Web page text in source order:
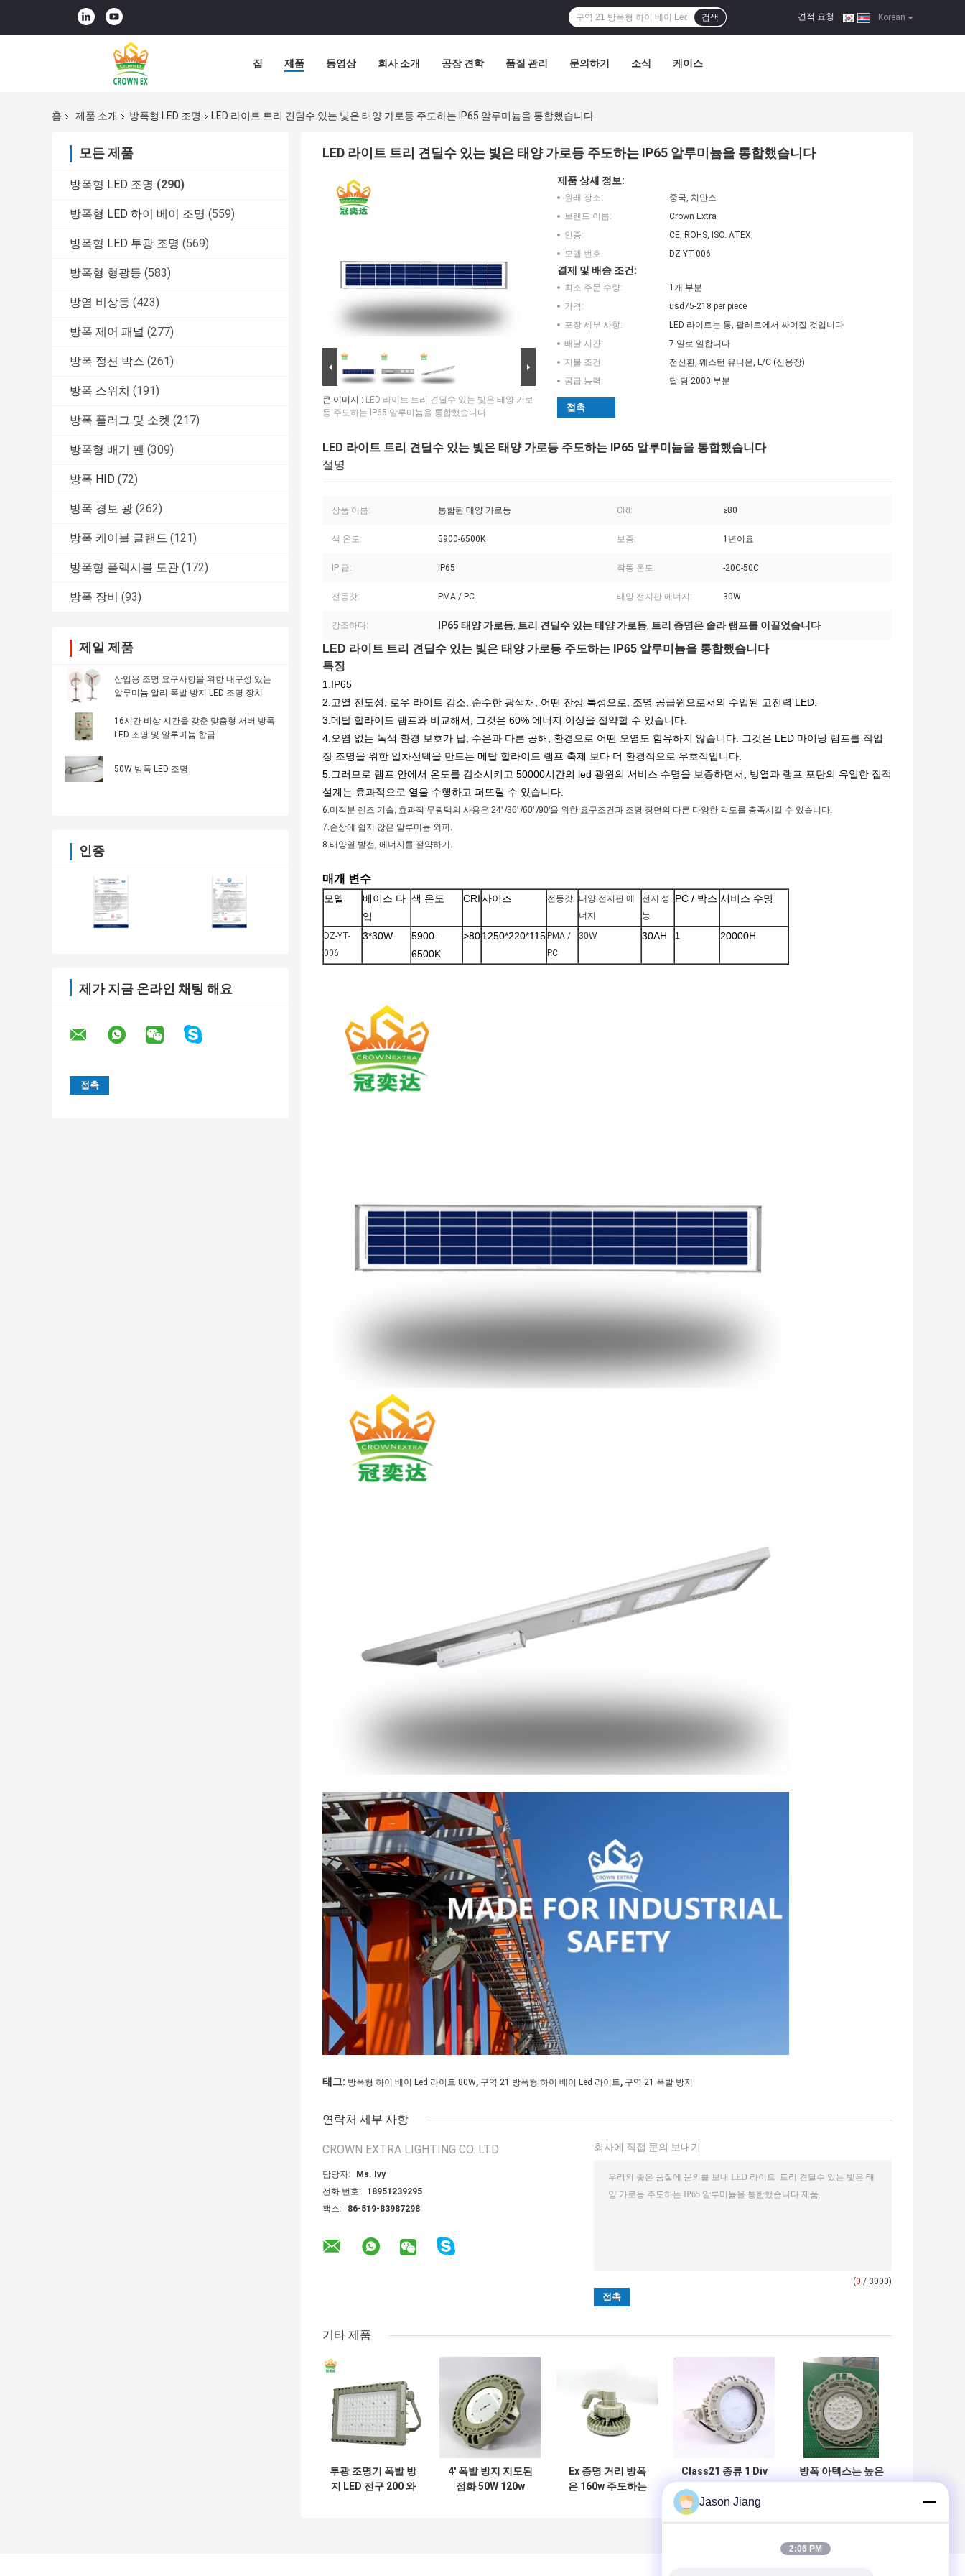
Korean
견적 요청 |
검색
집 제품 동영상 회사 소개 공장 견학 품질 관리 문의하기 소식 케이스
홈 제품 소개 방폭형 LED 조명 LED 라이트 트리 견딜수 있는 빛은 태양 가로등 주도하는 IP65 알루미늄을 통합했습니다
모든 제품
방폭형 LED 조명 (290)
방폭형 LED 하이 베이 조명 (559)
방폭형 LED 투광 조명 (569)
방폭형 형광등 (583)
방염 비상등 (423)
방폭 제어 패널 (277)
방폭 정션 박스 (261)
방폭 스위치 (191)
방폭 플러그 및 소켓 (217)
방폭형 배기 팬 (309)
방폭 HID (72)
방폭 경보 광 (262)
방폭 케이블 글랜드 (121)
방폭형 플렉시블 도관 (172)
방폭 장비 (93)
제일 제품
산업용 조명 요구사항을 위한 내구성 있는
알루미늄 알리 폭발 방지 LED 조명 장치
16시간 비상 시간을 갖춘 맞춤형 서버 방폭
LED 조명 및 알루미늄 합금
50W 방폭 LED 조명
인증
제가 지금 온라인 채팅 해요
LED 라이트 트리 견딜수 있는 빛은 태양 가로등 주도하는 IP65 알루미늄을 통합했습니다
큰 이미지 : LED 라이트 트리 견딜수 있는 빛은 태양 가로
등 주도하는 IP65 알루미늄을 통합했습니다
제품 상세 정보:
원래 장소:
중국, 치안스
브랜드 이름:
Crown Extra
인증:
CE, ROHS, ISO. ATEX,
모델 번호:
DZ-YT-006
결제 및 배송 조건:
최소 주문 수량:
1개 부분
가격:
usd75-218 per piece
포장 세부 사항:
LED 라이트는 통, 팔레트에서 싸여질 것입니다
배달 시간:
7 일로 일합니다
지불 조건:
전신환, 웨스턴 유니온, L/C (신용장)
공급 능력:
달 당 2000 부분
접촉
LED 라이트 트리 견딜수 있는 빛은 태양 가로등 주도하는 IP65 알루미늄을 통합했습니다
설명
상품 이름: 통합된 태양 가로등 CRI: ≥80
색 온도: 5900-6500K 보증: 1년이요
IP 급: IP65 작동 온도: -20C-50C
전등갓: PMA / PC 태양 전지판 에너지: 30W
강조하다: IP65 태양 가로등, 트리 견딜수 있는 태양 가로등, 트리 증명은 솔라 램프를 이끌었습니다
LED 라이트 트리 견딜수 있는 빛은 태양 가로등 주도하는 IP65 알루미늄을 통합했습니다
특징
1.IP65
2.고열 전도성, 로우 라이트 감소, 순수한 광색채, 어떤 잔상 특성으로, 조명 공급원으로서의 수입된 고전력 LED.
3.메탈 할라이드 램프와 비교해서, 그것은 60% 에너지 이상을 절약할 수 있습니다.
4.오염 없는 녹색 환경 보호가 납, 수은과 다른 공해, 환경으로 어떤 오염도 함유하지 않습니다. 그것은 LED 마이닝 램프를 작업
장 조명을 위한 일차선택을 만드는 메탈 할라이드 램프 축제 보다 더 환경적으로 우호적입니다.
5.그러므로 램프 안에서 온도를 감소시키고 50000시간의 led 광원의 서비스 수명을 보증하면서, 방열과 램프 포탄의 유일한 집적
설계는 효과적으로 열을 수행하고 퍼뜨릴 수 있습니다.
6.미적분 렌즈 기술, 효과적 무광택의 사용은 24' /36' /60' /90'을 위한 요구조건과 조명 장면의 다른 다양한 각도를 충족시킬 수 있습니다.
7.손상에 쉽지 않은 알루미늄 외피.
8.태양열 발전, 에너지를 절약하기.
매개 변수
모델
베이스 타
입
색 온도 CRI사이즈 전등갓 태양 전지판 에
너지
전지 성
능
PC / 박스 서비스 수명
DZ-YT-
006
3*30W
5900-
6500K
>801250*220*115 PMA /
PC
30W 30AH 1 20000H
태그: 방폭형 하이 베이 Led 라이트 80W, 구역 21 방폭형 하이 베이 Led 라이트, 구역 21 폭발 방지
연락처 세부 사항
CROWN EXTRA LIGHTING CO. LTD
담당자:
Ms. Ivy
전화 번호:
18951239295
팩스:
86-519-83987298
회사에 직접 문의 보내기
(0 / 3000)
기타 제품
투광 조명기 폭발 방
지 LED 전구 200 와
4' 폭발 방지 지도된
점화 50W 120w
Ex 증명 거리 방폭
은 160w 주도하는
Class21 종류 1 Div
2는 높은 만 빛 50w
80w 30w 75w 폭발
방지 램프를 지도했
방폭 아텍스는 높은
Jason Jiang
2:06 PM